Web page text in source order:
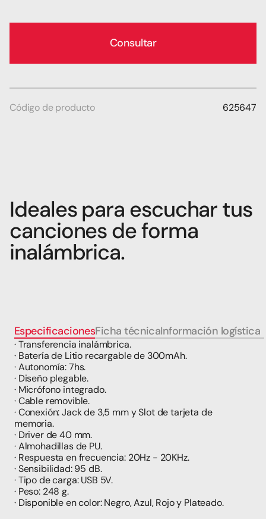
Consultar
Código de producto 625647
Ideales para escuchar tus
canciones de forma
inalámbrica.
EspecificacionesFicha técnicaInformación logística
· Transferencia inalámbrica.
· Batería de Litio recargable de 300mAh.
· Autonomía: 7hs.
· Diseño plegable.
· Micrófono integrado.
· Cable removible.
· Conexión: Jack de 3,5 mm y Slot de tarjeta de
memoria.
· Driver de 40 mm.
· Almohadillas de PU.
· Respuesta en frecuencia: 20Hz - 20KHz.
· Sensibilidad: 95 dB.
· Tipo de carga: USB 5V.
· Peso: 248 g.
· Disponible en color: Negro, Azul, Rojo y Plateado.